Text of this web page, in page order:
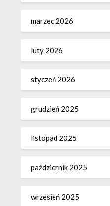
marzec 2026
luty 2026
styczeń 2026
grudzień 2025
listopad 2025
październik 2025
wrzesień 2025